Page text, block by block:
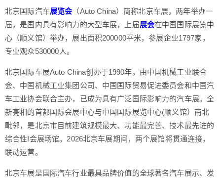
北京国际汽车展览会 （Auto China）简称北京车展，两年举办一
届，是国内具有影响力的大型车展，上届展会在中国国际展览中
心（顺义馆）举办，展出面积200000平米，参展企业1797家，
专业观众530000人。
北京国际车展Auto China创办于1990年，由中国机械工业联合
会、中国机械工业集团公司、中国国际贸易促进委员会和中国汽
车工业协会联合主办，已成为具有广泛国际影响力的汽车展。全
新亮相的首都国际会展中心与中国国际展览中心(顺义馆）南北
毗邻，是北京市目前建筑规模最大、功能最完善、技术最先进的
综合性!会展场馆。2026北京车展期间，两个展馆将贯通连接，
联动运营。
北京车展是国际汽车行业最具品牌价值的全球著名汽车展示、发